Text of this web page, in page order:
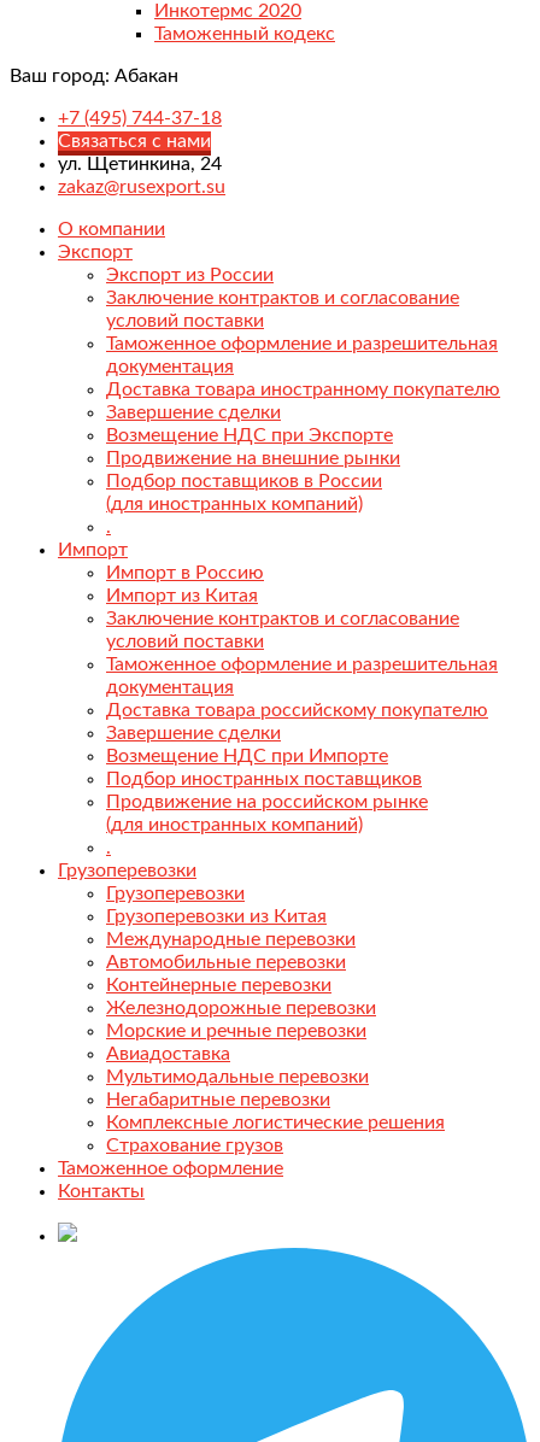
Инкотермс 2020
Таможенный кодекс
Ваш город: Абакан
+7 (495) 744-37-18
Связаться с нами
ул. Щетинкина, 24
zakaz@rusexport.su
О компании
Экспорт
Экспорт из России
Заключение контрактов и согласование
условий поставки
Таможенное оформление и разрешительная
документация
Доставка товара иностранному покупателю
Завершение сделки
Возмещение НДС при Экспорте
Продвижение на внешние рынки
Подбор поставщиков в России
(для иностранных компаний)
.
Импорт
Импорт в Россию
Импорт из Китая
Заключение контрактов и согласование
условий поставки
Таможенное оформление и разрешительная
документация
Доставка товара российскому покупателю
Завершение сделки
Возмещение НДС при Импорте
Подбор иностранных поставщиков
Продвижение на российском рынке
(для иностранных компаний)
.
Грузоперевозки
Грузоперевозки
Грузоперевозки из Китая
Международные перевозки
Автомобильные перевозки
Контейнерные перевозки
Железнодорожные перевозки
Морские и речные перевозки
Авиадоставка
Мультимодальные перевозки
Негабаритные перевозки
Комплексные логистические решения
Страхование грузов
Таможенное оформление
Контакты